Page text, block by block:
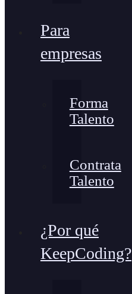
Para
empresas
Forma
Talento
Contrata
Talento
¿Por qué
KeepCoding?